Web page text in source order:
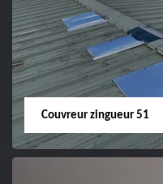
Charpentier 51
Couvreur zingueur 51